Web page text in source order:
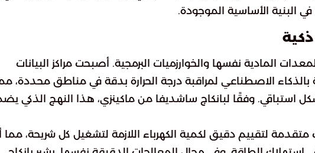
البنية الأساسية الموجودة.
ذكية
المعدات المادية نفسها والخوارزميات البرمجية. أصبحت مراكز البيانات
الاصطناعي لمراقبة درجة الحرارة بدقة في مناطق محددة،
استباقي. وفقًا لبانكاج ساشديفا من ماكينزي، هذا النهج الذكي
لتقييم دقيق لكمية الكهرباء اللازمة لتشغيل كل شريحة، مما